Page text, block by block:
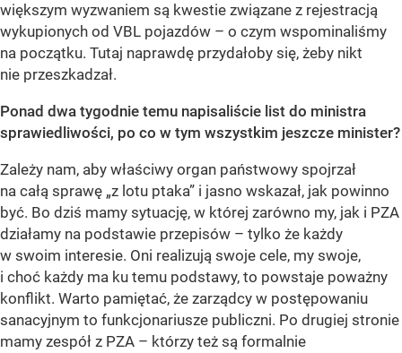
większym wyzwaniem są kwestie związane z rejestracją
wykupionych od VBL pojazdów – o czym wspominaliśmy
na początku. Tutaj naprawdę przydałoby się, żeby nikt
nie przeszkadzał.
Ponad dwa tygodnie temu napisaliście list do ministra
sprawiedliwości, po co w tym wszystkim jeszcze minister?
Zależy nam, aby właściwy organ państwowy spojrzał
na całą sprawę „z lotu ptaka” i jasno wskazał, jak powinno
być. Bo dziś mamy sytuację, w której zarówno my, jak i PZA
działamy na podstawie przepisów – tylko że każdy
w swoim interesie. Oni realizują swoje cele, my swoje,
i choć każdy ma ku temu podstawy, to powstaje poważny
konflikt. Warto pamiętać, że zarządcy w postępowaniu
sanacyjnym to funkcjonariusze publiczni. Po drugiej stronie
mamy zespół z PZA – którzy też są formalnie